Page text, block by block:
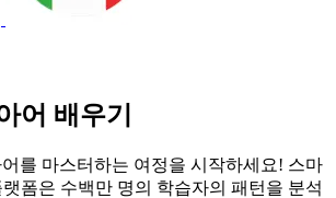
어 배우기
를 마스터하는 여정을 시작하세요! 스마
폼은 수백만 명의 학습자의 패턴을 분석